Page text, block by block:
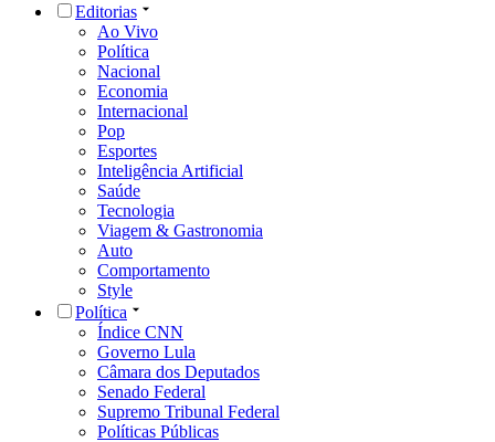
Editorias
Ao Vivo
Política
Nacional
Economia
Internacional
Pop
Esportes
Inteligência Artificial
Saúde
Tecnologia
Viagem & Gastronomia
Auto
Comportamento
Style
Política
Índice CNN
Governo Lula
Câmara dos Deputados
Senado Federal
Supremo Tribunal Federal
Políticas Públicas